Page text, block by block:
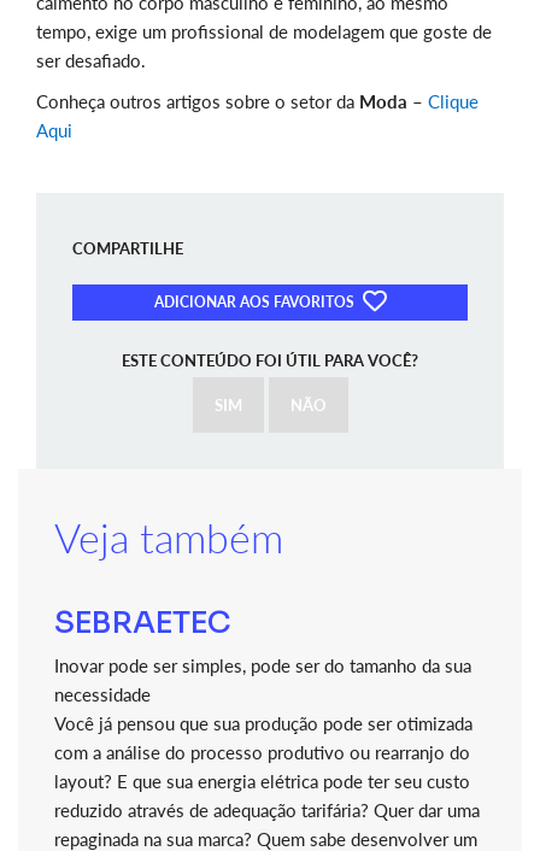
tempo, exige um profissional de modelagem que goste de
ser desafiado.
Conheça outros artigos sobre o setor da Moda – Clique
Aqui
COMPARTILHE
ADICIONAR AOS FAVORITOS
ESTE CONTEÚDO FOI ÚTIL PARA VOCÊ?
SIM NÃO
Veja também
SEBRAETEC
Inovar pode ser simples, pode ser do tamanho da sua
necessidade
Você já pensou que sua produção pode ser otimizada
com a análise do processo produtivo ou rearranjo do
layout? E que sua energia elétrica pode ter seu custo
reduzido através de adequação tarifária? Quer dar uma
repaginada na sua marca? Quem sabe desenvolver um